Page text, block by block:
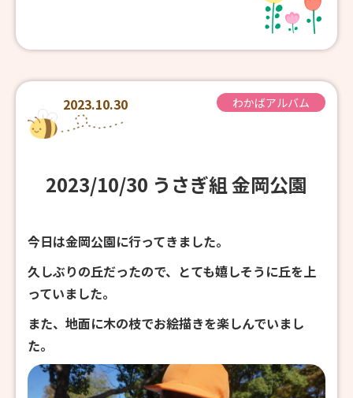
2023.10.30 わかばアルバム
2023/10/30 うさぎ組 金岡公園
今日は金岡公園に行ってきました。
久しぶりの丘だったので、とても嬉しそうに丘を上
っていました。
また、地面に木の枝でお絵描きを楽しんでいまし
た。